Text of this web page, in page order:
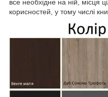
все необхідне на ній, місця
корисностей, у тому числі